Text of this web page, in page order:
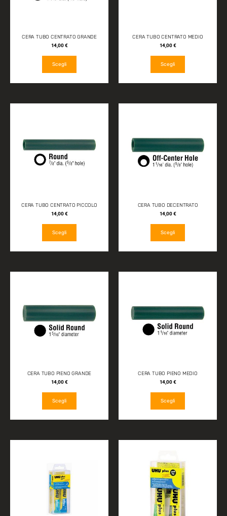
CERA TUBO CENTRATO GRANDE
14,00€
Scegli
CERA TUBO CENTRATO MEDIO
14,00€
Scegli
CERA TUBO CENTRATO PICCOLO
14,00€
Scegli
CERA TUBO DECENTRATO
14,00€
Scegli
CERA TUBO PIENO GRANDE
14,00€
Scegli
CERA TUBO PIENO MEDIO
14,00€
Scegli